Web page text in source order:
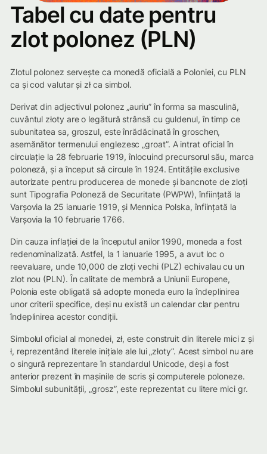
Tabel cu date pentru
zlot polonez (PLN)
Zlotul polonez servește ca monedă oficială a Poloniei, cu PLN
ca și cod valutar și zł ca simbol.
Derivat din adjectivul polonez „auriu” în forma sa masculină,
cuvântul złoty are o legătură strânsă cu guldenul, în timp ce
subunitatea sa, groszul, este înrădăcinată în groschen,
asemănător termenului englezesc „groat”. A intrat oficial în
circulație la 28 februarie 1919, înlocuind precursorul său, marca
poloneză, și a început să circule în 1924. Entitățile exclusive
autorizate pentru producerea de monede și bancnote de zloți
sunt Tipografia Poloneză de Securitate (PWPW), înființată la
Varșovia la 25 ianuarie 1919, și Mennica Polska, înființată la
Varșovia la 10 februarie 1766.
Din cauza inflației de la începutul anilor 1990, moneda a fost
redenominalizată. Astfel, la 1 ianuarie 1995, a avut loc o
reevaluare, unde 10,000 de zloți vechi (PLZ) echivalau cu un
zlot nou (PLN). În calitate de membră a Uniunii Europene,
Polonia este obligată să adopte moneda euro la îndeplinirea
unor criterii specifice, deși nu există un calendar clar pentru
îndeplinirea acestor condiții.
Simbolul oficial al monedei, zł, este construit din literele mici z și
ł, reprezentând literele inițiale ale lui „złoty”. Acest simbol nu are
o singură reprezentare în standardul Unicode, deși a fost
anterior prezent în mașinile de scris și computerele poloneze.
Simbolul subunității, „grosz”, este reprezentat cu litere mici gr.